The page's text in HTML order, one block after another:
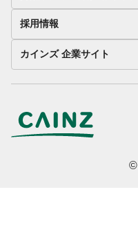
採用情報
カインズ 企業サイト
©